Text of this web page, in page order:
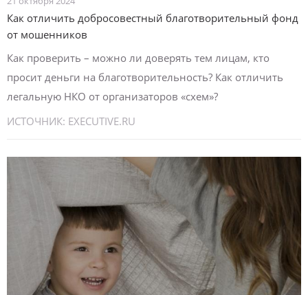
Как отличить добросовестный благотворительный фонд
от мошенников
Как проверить – можно ли доверять тем лицам, кто
просит деньги на благотворительность? Как отличить
легальную НКО от организаторов «схем»?
ИСТОЧНИК: EXECUTIVE.RU